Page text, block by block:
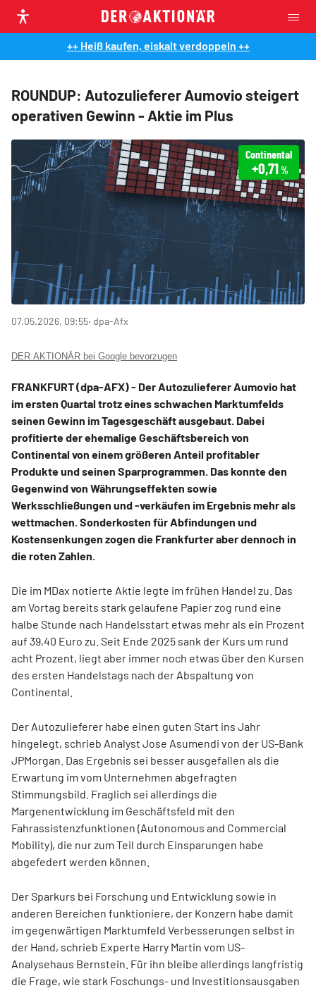
++ Heiß kaufen, eiskalt verdoppeln ++
ROUNDUP: Autozulieferer Aumovio steigert
operativen Gewinn - Aktie im Plus
Continental
+0,71%
07.05.2026, 09:55‧ dpa-Afx
DER AKTIONÄR bei Google bevorzugen
FRANKFURT (dpa-AFX) - Der Autozulieferer Aumoviohat
im ersten Quartal trotz eines schwachen Marktumfelds
seinen Gewinn im Tagesgeschäft ausgebaut. Dabei
profitierte der ehemalige Geschäftsbereich von
Continental von einem größeren Anteil profitabler
Produkte und seinen Sparprogrammen. Das konnte den
Gegenwind von Währungseffekten sowie
Werksschließungen und -verkäufen im Ergebnis mehr als
wettmachen. Sonderkosten für Abfindungen und
Kostensenkungen zogen die Frankfurter aber dennoch in
die roten Zahlen.
Die im MDax notierte Aktie legte im frühen Handel zu. Das
am Vortag bereits stark gelaufene Papier zog rund eine
halbe Stunde nach Handelsstart etwas mehr als ein Prozent
auf 39,40 Euro zu. Seit Ende 2025 sank der Kurs um rund
acht Prozent, liegt aber immer noch etwas über den Kursen
des ersten Handelstags nach der Abspaltung von
Continental.
Der Autozulieferer habe einen guten Start ins Jahr
hingelegt, schrieb Analyst Jose Asumendi von der US-Bank
JPMorgan. Das Ergebnis sei besser ausgefallen als die
Erwartung im vom Unternehmen abgefragten
Stimmungsbild. Fraglich sei allerdings die
Margenentwicklung im Geschäftsfeld mit den
Fahrassistenzfunktionen (Autonomous and Commercial
Mobility), die nur zum Teil durch Einsparungen habe
abgefedert werden können.
Der Sparkurs bei Forschung und Entwicklung sowie in
anderen Bereichen funktioniere, der Konzern habe damit
im gegenwärtigen Marktumfeld Verbesserungen selbst in
der Hand, schrieb Experte Harry Martin vom US-
Analysehaus Bernstein. Für ihn bleibe allerdings langfristig
die Frage, wie stark Foschungs- und Investitionsausgaben